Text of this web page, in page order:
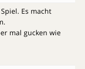
Es macht
mal gucken wie